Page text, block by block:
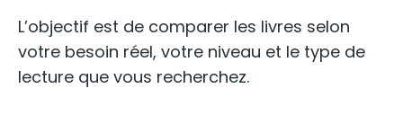
L’objectif est de comparer les livres selon
votre besoin réel, votre niveau et le type de
lecture que vous recherchez.